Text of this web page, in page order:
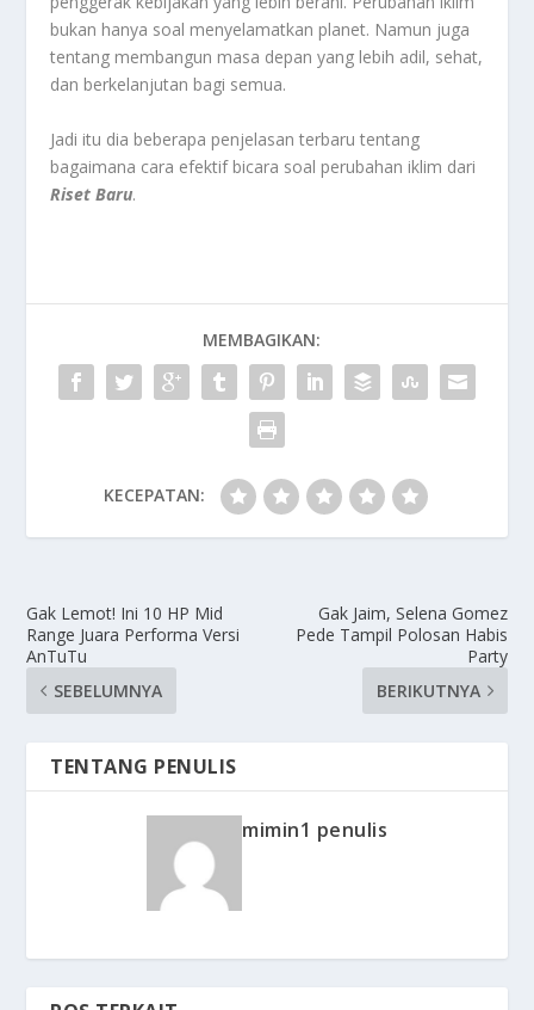
bukan hanya soal menyelamatkan planet. Namun juga
tentang membangun masa depan yang lebih adil, sehat,
dan berkelanjutan bagi semua.
Jadi itu dia beberapa penjelasan terbaru tentang
bagaimana cara efektif bicara soal perubahan iklim dari
Riset Baru.
MEMBAGIKAN:
KECEPATAN:
Gak Lemot! Ini 10 HP Mid
Range Juara Performa Versi
AnTuTu
SEBELUMNYA
Gak Jaim, Selena Gomez
Pede Tampil Polosan Habis
Party
BERIKUTNYA
TENTANG PENULIS
mimin1 penulis